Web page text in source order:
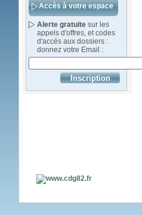
Accès à votre espace
Alerte gratuite sur les
appels d'offres, et codes
d'accés aux dossiers :
donnez votre Email :